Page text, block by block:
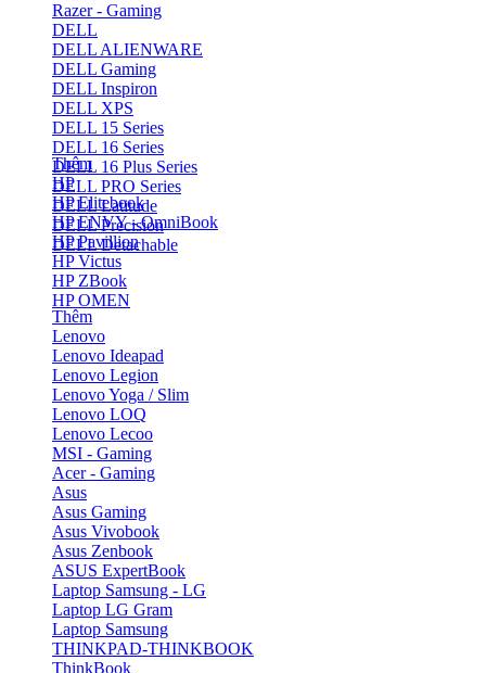
Razer - Gaming
DELL
DELL ALIENWARE
DELL Gaming
DELL Inspiron
DELL XPS
DELL 15 Series
DELL 16 Series
DELL 16 Plus Series
DELL PRO Series
DELL Latitude
DELL Precision
DELL Detachable
Thêm
HP
HP Elitebook
HP ENVY - OmniBook
HP Pavillion
HP Victus
HP ZBook
HP OMEN
Thêm
Lenovo
Lenovo Ideapad
Lenovo Legion
Lenovo Yoga / Slim
Lenovo LOQ
Lenovo Lecoo
MSI - Gaming
Acer - Gaming
Asus
Asus Gaming
Asus Vivobook
Asus Zenbook
ASUS ExpertBook
Laptop Samsung - LG
Laptop LG Gram
Laptop Samsung
THINKPAD-THINKBOOK
ThinkBook